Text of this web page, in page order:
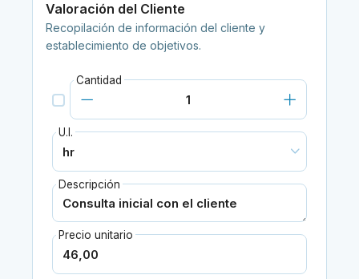
Valoración del Cliente
Recopilación de información del cliente y
establecimiento de objetivos.
Cantidad
U.I.
Descripción
Precio unitario